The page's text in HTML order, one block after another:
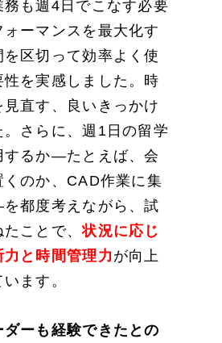
務も週4日でこなす必要
ーマンスを最大化す
を区切って効率よく使
性を実感しました。時
見直す、良いきっかけ
。さらに、週1日の留学
するか—たとえば、会
くのか、CAD作業に集
都度考えながら、試
たことで、状況に応じ
と時間管理力 が向上
ます。
ーも経験できたとの